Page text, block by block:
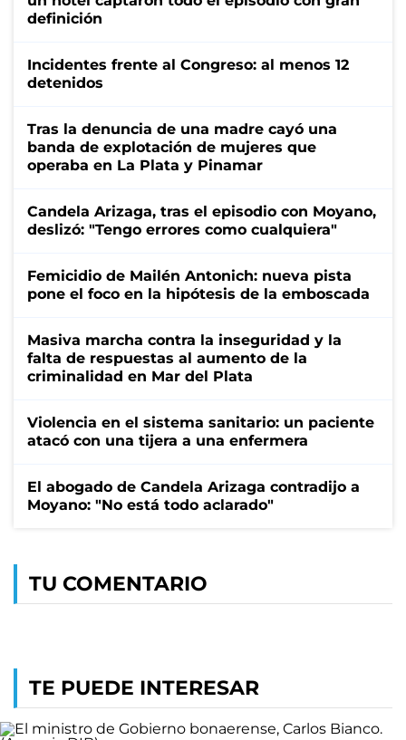
definición
Incidentes frente al Congreso: al menos 12
detenidos
Tras la denuncia de una madre cayó una
banda de explotación de mujeres que
operaba en La Plata y Pinamar
Candela Arizaga, tras el episodio con Moyano,
deslizó: "Tengo errores como cualquiera"
Femicidio de Mailén Antonich: nueva pista
pone el foco en la hipótesis de la emboscada
Masiva marcha contra la inseguridad y la
falta de respuestas al aumento de la
criminalidad en Mar del Plata
Violencia en el sistema sanitario: un paciente
atacó con una tijera a una enfermera
El abogado de Candela Arizaga contradijo a
Moyano: "No está todo aclarado"
TU COMENTARIO
TE PUEDE INTERESAR